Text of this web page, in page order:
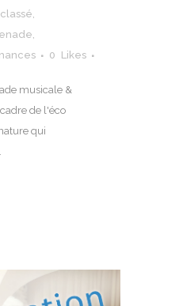
0 Likes
musicale &
de l'éco
qui